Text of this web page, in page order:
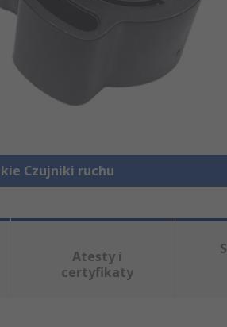
Czujniki ruchu
Atesty i
certyfikaty